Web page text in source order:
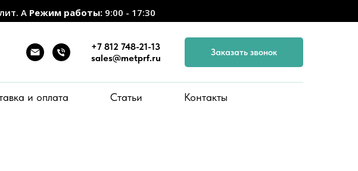
А Режим работы: 9:00 - 17:30
+7 812 748-21-13
sales@metprf.ru
Заказать звонок
и оплата Статьи Контакты